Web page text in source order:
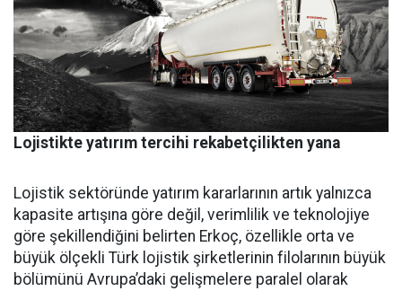
Lojistikte yatırım tercihi rekabetçilikten yana
Lojistik sektöründe yatırım ka­rarlarının artık yalnızca
kapasi­te artışına göre değil, verimlilik ve teknolojiye
göre şekillendiği­ni belirten Erkoç, özellikle orta ve
büyük ölçekli Türk lojistik şirket­lerinin filolarının büyük
bölümü­nü Avrupa’daki gelişmelere para­lel olarak